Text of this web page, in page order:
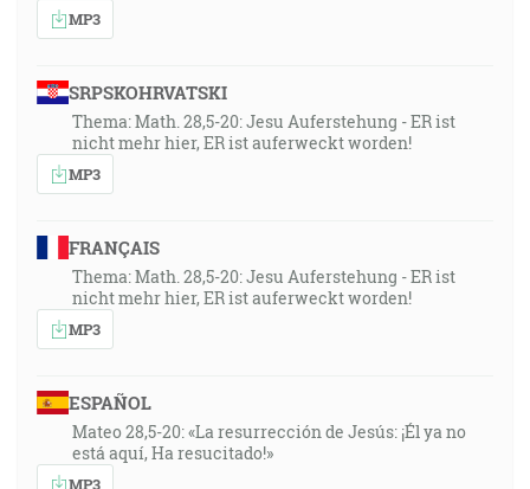
MP3
SRPSKOHRVATSKI
Thema: Math. 28,5-20: Jesu Auferstehung - ER ist
nicht mehr hier, ER ist auferweckt worden!
MP3
FRANÇAIS
Thema: Math. 28,5-20: Jesu Auferstehung - ER ist
nicht mehr hier, ER ist auferweckt worden!
MP3
ESPAÑOL
Mateo 28,5-20: «La resurrección de Jesús: ¡Él ya no
está aquí, Ha resucitado!»
MP3